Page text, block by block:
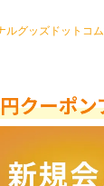
ルグッズドットコム